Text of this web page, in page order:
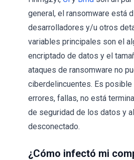
general, el ransomware está
desarrolladores y/u otros
variables principales son el
encriptado de datos y el
ataques de ransomware no
ciberdelincuentes. Es
errores, fallas, no está
de seguridad de los datos y
desconectado.
¿Cómo infectó mi